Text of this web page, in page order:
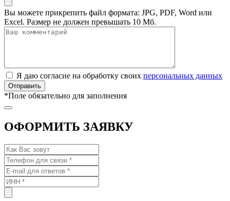
Вы можете прикрепить файл формата: JPG, PDF, Word или
Excel. Размер не должен превышать 10 Мб.
Я даю согласие на обработку своих персональных данных
*Поле обязательно для заполнения
ОФОРМИТЬ ЗАЯВКУ